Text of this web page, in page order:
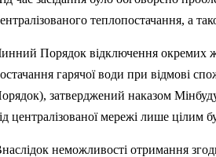
теплопостачання, а
Порядок відключення окремих
гарячої води при відмові
затверджений наказом
централізованої мережі лише цілим
неможливості отримання